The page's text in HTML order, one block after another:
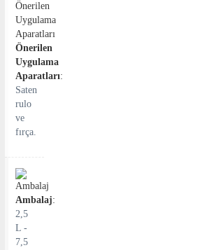
Önerilen
Uygulama
Aparatları:
Saten
rulo
ve
fırça.
Ambalaj:
2,5
L -
7,5